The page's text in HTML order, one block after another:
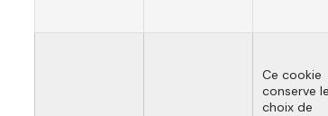
Ce cookie
conserve
choix de